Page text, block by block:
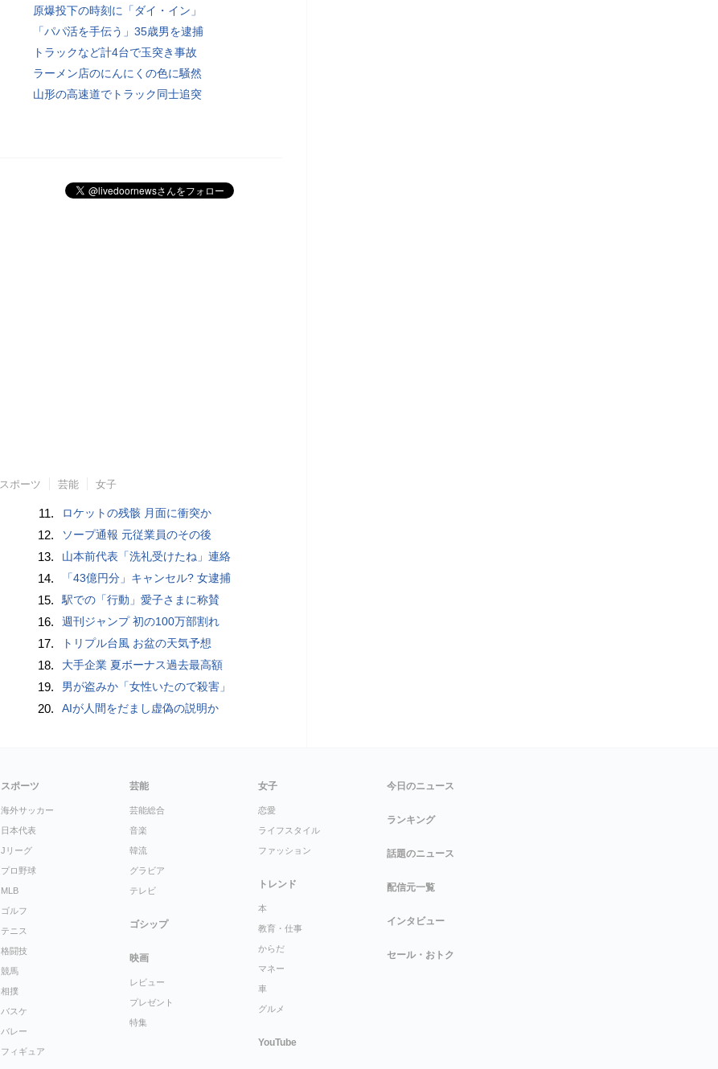
原爆投下の時刻に「ダイ・イン」
「パパ活を手伝う」35歳男を逮捕
トラックなど計4台で玉突き事故
ラーメン店のにんにくの色に騒然
山形の高速道でトラック同士追突
スポーツ 芸能 女子
11. ロケットの残骸 月面に衝突か
12. ソープ通報 元従業員のその後
13. 山本前代表「洗礼受けたね」連絡
14. 「43億円分」キャンセル? 女逮捕
15. 駅での「行動」愛子さまに称賛
16. 週刊ジャンプ 初の100万部割れ
17. トリプル台風 お盆の天気予想
18. 大手企業 夏ボーナス過去最高額
19. 男が盗みか「女性いたので殺害」
20. AIが人間をだまし虚偽の説明か
スポーツ
海外サッカー
日本代表
Jリーグ
プロ野球
MLB
ゴルフ
テニス
格闘技
競馬
相撲
バスケ
バレー
フィギュア
芸能
芸能総合
音楽
韓流
グラビア
テレビ
ゴシップ
映画
レビュー
プレゼント
特集
女子
恋愛
ライフスタイル
ファッション
トレンド
本
教育・仕事
からだ
マネー
車
グルメ
YouTube
今日のニュース
ランキング
話題のニュース
配信元一覧
インタビュー
セール・おトク